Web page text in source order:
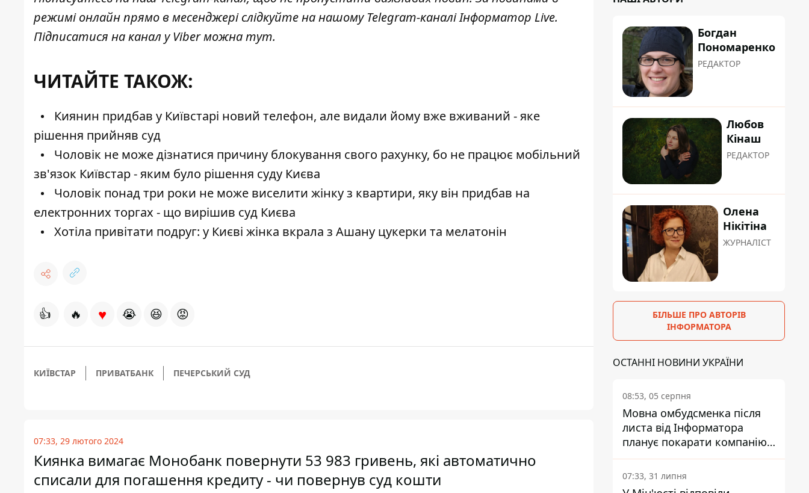
режимі онлайн прямо в месенджері слідкуйте на нашому Telegram-каналіІнформатор Live.
Підписатися на канал у Viber можнатут.
ЧИТАЙТЕ ТАКОЖ:
Киянин придбав у Київстарі новий телефон, але видали йому вже вживаний - яке
рішення прийняв суд
Чоловік не може дізнатися причину блокування свого рахунку, бо не працює мобільний
зв'язок Київстар - яким було рішення суду Києва
Чоловік понад три роки не може виселити жінку з квартири, яку він придбав на
електронних торгах - що вирішив суд Києва
Хотіла привітати подруг: у Києві жінка вкрала з Ашану цукерки та мелатонін
👍 🔥 ♥ 😭 😆 😡
КИЇВСТАР ПРИВАТБАНК ПЕЧЕРСЬКИЙ СУД
07:33, 29 лютого 2024
Киянка вимагає Монобанк повернути 53 983 гривень, які автоматично
списали для погашення кредиту - чи повернув суд кошти
Богдан
Пономаренко
РЕДАКТОР
Любов
Кінаш
РЕДАКТОР
Олена
Нікітіна
ЖУРНАЛІСТ
БІЛЬШЕ ПРО АВТОРІВ
ІНФОРМАТОРА
ОСТАННІ НОВИНИ УКРАЇНИ
08:53, 05 серпня
Мовна омбудсменка після
листа від Інформатора
планує покарати компанію-
підрядника ПриватБанку
07:33, 31 липня